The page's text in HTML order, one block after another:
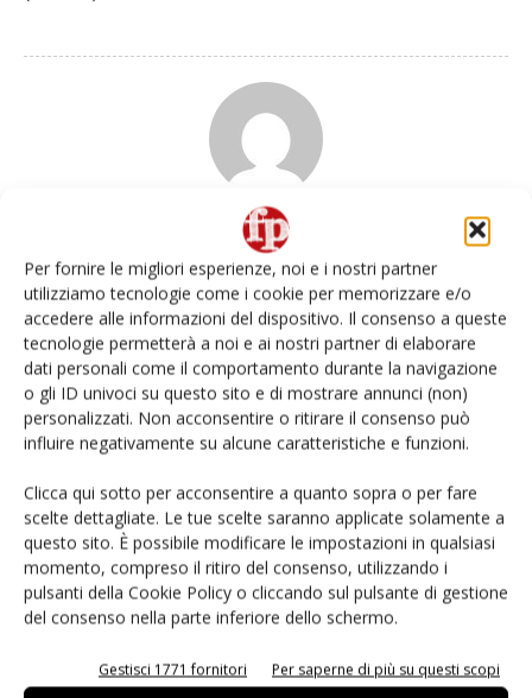
Per fornire le migliori esperienze, noi e i nostri partner
utilizziamo tecnologie come i cookie per memorizzare e/o
accedere alle informazioni del dispositivo. Il consenso a queste
tecnologie permetterà a noi e ai nostri partner di elaborare
dati personali come il comportamento durante la navigazione
o gli ID univoci su questo sito e di mostrare annunci (non)
personalizzati. Non acconsentire o ritirare il consenso può
influire negativamente su alcune caratteristiche e funzioni.
Clicca qui sotto per acconsentire a quanto sopra o per fare
scelte dettagliate. Le tue scelte saranno applicate solamente a
questo sito. È possibile modificare le impostazioni in qualsiasi
momento, compreso il ritiro del consenso, utilizzando i
pulsanti della Cookie Policy o cliccando sul pulsante di gestione
del consenso nella parte inferiore dello schermo.
Gestisci 1771 fornitori Per saperne di più su questi scopi
Redazione
Articoli correlati Di più dello stesso autore
Apofruit, estate da record per il bio:
Canova e ViviToscano crescono a
Non è una susina: è Metis… e può
rivoluzionare la categoria
Known-You Seed Europa e Consorzio
Dolce Passione puntano sull’innovazione
del cocomero